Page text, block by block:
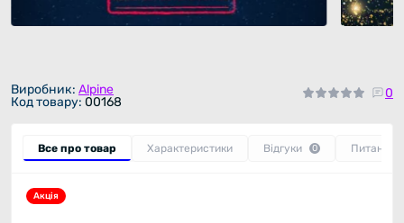
Виробник: Alpine
Код товару: 00168
0
Все про товар Характеристики Відгуки 0 Питання
Акція